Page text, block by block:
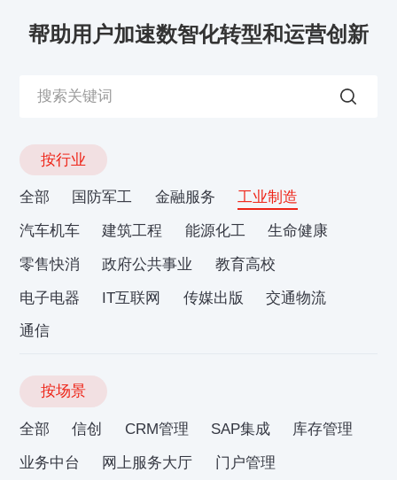
帮助用户加速数智化转型和运营创新
按行业
全部 国防军工 金融服务
工业制造
汽车机车
建筑工程 能源化工
生命健康
零售快消
政府公共事业
教育高校
电子电器
IT互联网 传媒出版
交通物流
通信
按场景
全部 信创 CRM管理 SAP集成
库存管理
业务中台
网上服务大厅
门户管理